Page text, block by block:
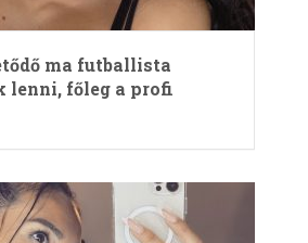
ma futballista
lenni, főleg a profi